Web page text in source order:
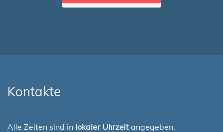
Kontakte
Alle Zeiten sind in lokaler Uhrzeit angegeben.